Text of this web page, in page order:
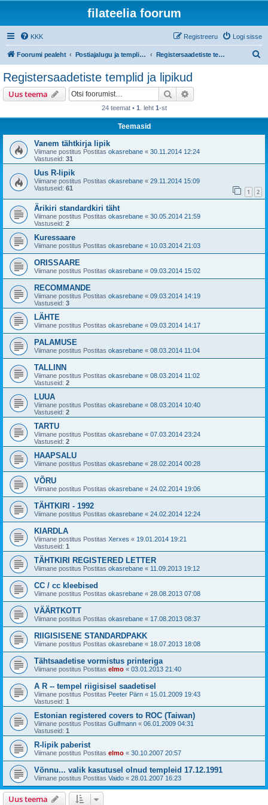
filateelia foorum
KKK Logi sisse
Registreeru
Foorumi pealeht Postiajalugu ja templijäljendite kogumine Registersaadetiste templid ja lipikud
Registersaadetiste templid ja lipikud
Uus teema Otsi
24 teemat • 1 . leht 1-st
Teemasid
Vanem tähtkirja lipik
Viimane postitus Postitas okasrebane « 30.11.2014 12:24
Vastuseid: 31
Uus R-lipik
Viimane postitus Postitas okasrebane « 29.11.2014 15:09
Vastuseid: 61 1 2
Ärikiri standardkiri täht
Viimane postitus Postitas okasrebane « 30.05.2014 21:59
Vastuseid: 2
Kuressaare
Viimane postitus Postitas okasrebane « 10.03.2014 21:03
ORISSAARE
Viimane postitus Postitas okasrebane « 09.03.2014 15:02
RECOMMANDE
Viimane postitus Postitas okasrebane « 09.03.2014 14:19
Vastuseid: 3
LÄHTE
Viimane postitus Postitas okasrebane « 09.03.2014 14:17
PALAMUSE
Viimane postitus Postitas okasrebane « 08.03.2014 11:04
TALLINN
Viimane postitus Postitas okasrebane « 08.03.2014 11:02
Vastuseid: 2
LUUA
Viimane postitus Postitas okasrebane « 08.03.2014 10:40
Vastuseid: 2
TARTU
Viimane postitus Postitas okasrebane « 07.03.2014 23:24
Vastuseid: 2
HAAPSALU
Viimane postitus Postitas okasrebane « 28.02.2014 00:28
VÕRU
Viimane postitus Postitas okasrebane « 24.02.2014 19:06
TÄHTKIRI - 1992
Viimane postitus Postitas okasrebane « 24.02.2014 12:24
KIARDLA
Viimane postitus Postitas Xerxes « 19.01.2014 19:21
Vastuseid: 1
TÄHTKIRI REGISTERED LETTER
Viimane postitus Postitas okasrebane « 11.09.2013 19:12
CC / cc kleebised
Viimane postitus Postitas okasrebane « 28.08.2013 07:08
VÄÄRTKOTT
Viimane postitus Postitas okasrebane « 17.08.2013 08:37
RIIGISISENE STANDARDPAKK
Viimane postitus Postitas okasrebane « 18.07.2013 18:08
Tähtsaadetise vormistus printeriga
Viimane postitus Postitas elmo « 03.01.2013 21:40
A R -- tempel riigisisel saadetisel
Viimane postitus Postitas Peeter Pärn « 15.01.2009 19:43
Vastuseid: 1
Estonian registered covers to ROC (Taiwan)
Viimane postitus Postitas Gulfmann « 06.01.2009 04:31
Vastuseid: 1
R-lipik paberist
Viimane postitus Postitas elmo « 30.10.2007 20:57
Võnnu... valik kasutusel olnud templeid 17.12.1991
Viimane postitus Postitas Vaido « 28.01.2007 16:23
Uus teema